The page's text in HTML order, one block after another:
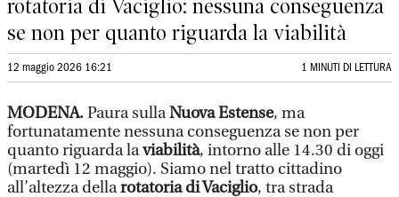
rotatoria di Vaciglio: nessuna conseguenza
se non per quanto riguarda la viabilità
12 maggio 2026 16:21 1 MINUTI DI LETTURA
MODENA.Paura sullaNuova Estense, ma
fortunatamente nessuna conseguenza se non per
quanto riguarda laviabilità, intorno alle 14.30 di oggi
(martedì 12 maggio). Siamo nel tratto cittadino
all’altezza dellarotatoria di Vaciglio, tra strada